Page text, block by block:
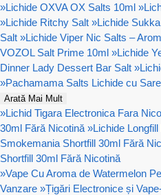
»Lichide OXVA OX Salts 10ml »
»Lichide Ritchy Salt »Lichide
Salt »Lichide Viper Nic Salts –
VOZOL Salt Prime 10ml »Lichide
Dinner Lady Dessert Bar Salt »
»Pachamama Salts Lichide cu
Arată Mai Mult
»Lichid Tigara Electronica Fara
30ml Fără Nicotină »Lichide
Smokemania Shortfill 30ml Fără
Shortfill 30ml Fără Nicotină
»Vape Cu Aroma de Watermelon
Vanzare »Țigări Electronice și